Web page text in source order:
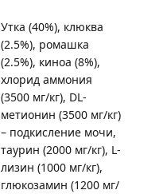
Утка (40%), клюква
(2.5%), ромашка
(2.5%), киноа (8%),
хлорид аммония
(3500 мг/кг), DL-
метионин (3500 мг/кг)
– подкисление мочи,
таурин (2000 мг/кг), L-
лизин (1000 мг/кг),
глюкозамин (1200 мг/